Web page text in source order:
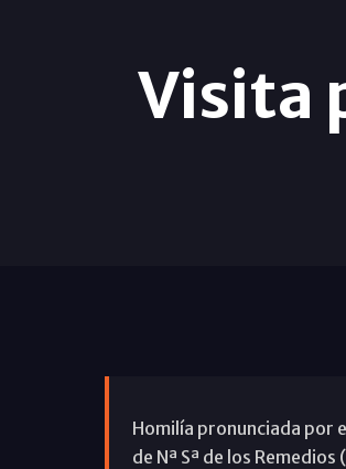
Visita
Homilía pronunciada por
de Nª Sª de los